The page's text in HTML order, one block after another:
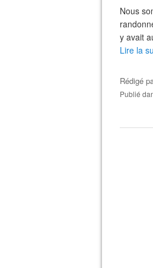
Nous
y avait
Lire la
Rédigé
Publié